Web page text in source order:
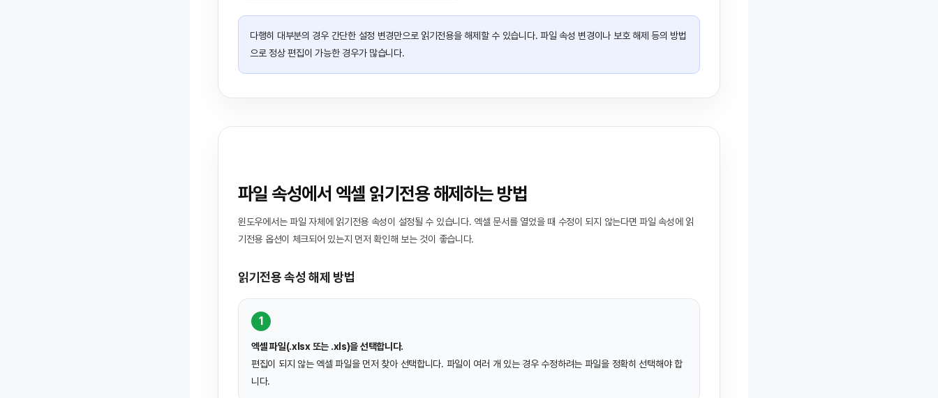
다행히 대부분의 경우 간단한 설정 변경만으로 읽기전용을 해제할 수 있습니다. 파일 속성 변경이나 보호 해제 등의 방법
으로 정상 편집이 가능한 경우가 많습니다.
파일 속성에서 엑셀 읽기전용 해제하는 방법
윈도우에서는 파일 자체에 읽기전용 속성이 설정될 수 있습니다. 엑셀 문서를 열었을 때 수정이 되지 않는다면 파일 속성에 읽
기전용 옵션이 체크되어 있는지 먼저 확인해 보는 것이 좋습니다.
읽기전용 속성 해제 방법
1
엑셀 파일(.xlsx 또는 .xls)을 선택합니다.
편집이 되지 않는 엑셀 파일을 먼저 찾아 선택합니다. 파일이 여러 개 있는 경우 수정하려는 파일을 정확히 선택해야 합
니다.